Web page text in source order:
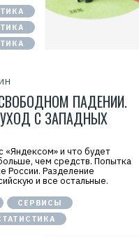
ПАДЕНИИ.
С ЗАПАДНЫХ
«Яндексом» и что будет
чем средств. Попытка
России. Разделение
и все остальные.
СЕРВИСЫ